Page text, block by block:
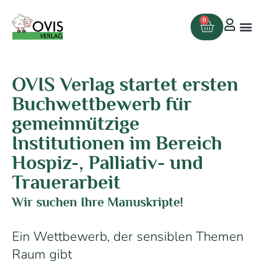
0
OVIS Verlag startet ersten
Buchwettbewerb für
gemeinnützige
Institutionen im Bereich
Hospiz-, Palliativ- und
Trauerarbeit
Wir suchen Ihre Manuskripte!
Ein Wettbewerb, der sensiblen Themen
Raum gibt